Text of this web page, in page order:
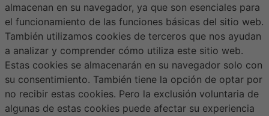
almacenan en su navegador, ya que son esenciales para
el funcionamiento de las funciones básicas del sitio web.
También utilizamos cookies de terceros que nos ayudan
a analizar y comprender cómo utiliza este sitio web.
Estas cookies se almacenarán en su navegador solo con
su consentimiento. También tiene la opción de optar por
no recibir estas cookies. Pero la exclusión voluntaria de
algunas de estas cookies puede afectar su experiencia